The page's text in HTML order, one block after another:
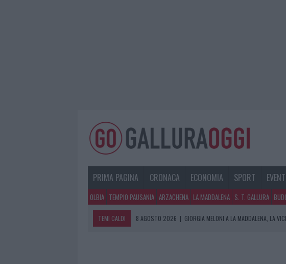
PRIMA PAGINA CRONACA ECONOMIA SPORT
OLBIA TEMPIO PAUSANIA ARZACHENA LA MADDALENA S. T. GALLURA
TEMI CALDI 8 AGOSTO 2026 | GIORGIA MELONI A LA MADDALENA, LA